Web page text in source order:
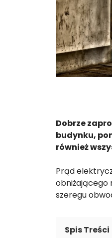
Dobrze
budynku,
również
Prąd
obniżającego
szeregu
Spis Treści